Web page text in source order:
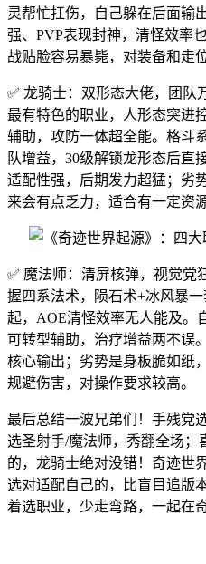
灵帮忙扛伤，自己躲在后面输
强、PVP表现封神，清怪效率
战贴脸容易暴毙，对装备和走
✅ 龙骑士：双形态大佬，团队
最有特色的职业，人形态突进
辅助，攻防一体超全能。格斗
队增益，30级解锁龙形态后直
适配性强，后期发力超猛；劣
来会有点乏力，适合有一定资
✅ 魔法师：清屏核弹，视觉党
握四系法术，陨石术+冰风暴
起，AOE清怪效率无人能及。
可转型辅助，治疗增益两不误
核心输出；劣势是身板脆如纸
规避伤害，对操作要求较高。
最后总结一波兄弟们！手残党
选圣射手/魔法师，秀翻全场；
的，龙骑士绝对没错！奇迹世
选对适配自己的，比盲目追版
着选职业，少走弯路，一起在